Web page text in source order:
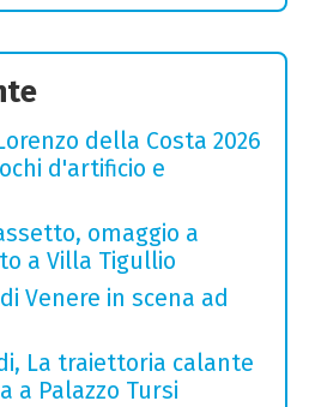
della Costa 2026
d'artificio e
omaggio a
a Villa Tigullio
Venere in scena ad
La traiettoria calante
a Palazzo Tursi